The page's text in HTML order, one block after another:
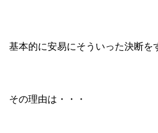
基本的に安易にそういった決断を
その理由は・・・